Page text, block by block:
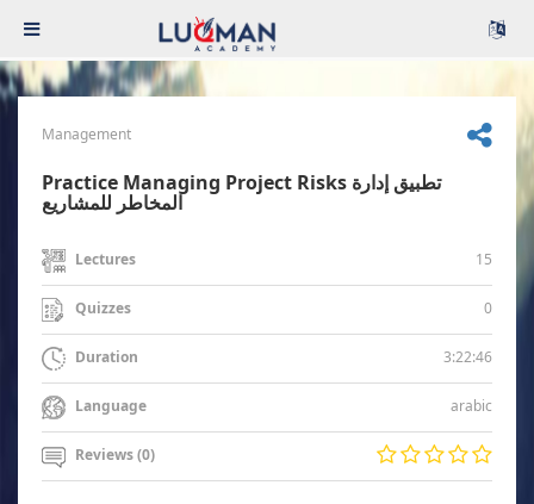
Management
Practice Managing Project Risks تطبيق إدارة
المخاطر للمشاريع
Lectures 15
Quizzes 0
Duration 3:22:46
Language arabic
Reviews (0)